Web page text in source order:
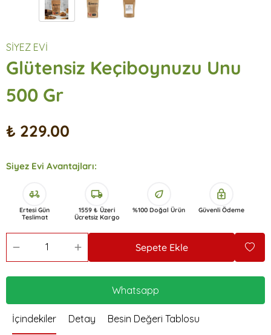
SİYEZ EVİ
Glütensiz Keçiboynuzu Unu
500 Gr
₺ 229.00
Siyez Evi Avantajları:
delivery_dining
Ertesi Gün
Teslimat
local_shipping
1559 ₺ Üzeri
Ücretsiz Kargo
eco
%100 Doğal Ürün
enhanced_encryption
Güvenli Ödeme
Sepete Ekle
Whatsapp
İçindekiler Detay Besin Değeri Tablosu